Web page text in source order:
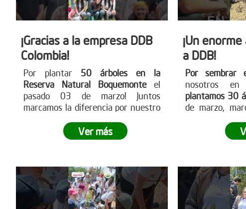
¡Gracias a la empresa DDB
Colombia!
Por plantar 50 árboles en la
Reserva Natural Boquemonteel
pasado 03 de marzo! Juntos
marcamos la diferencia por nuestro
Visita nuestra página web
para más detalles
Ver más
¡Un
a DDB!
Por sembrar
nosotros en
plantamos 30
de marzo,
nuestra
sobre cómo